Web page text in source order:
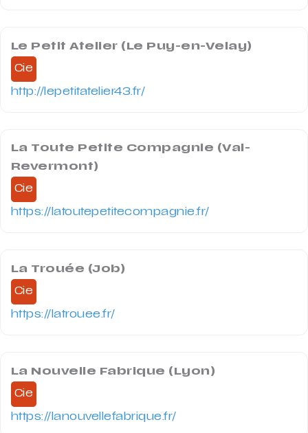
Le Petit Atelier (Le Puy-en-Velay)
Cie
http://lepetitatelier43.fr/
La Toute Petite Compagnie (Val-
Revermont)
Cie
https://latoutepetitecompagnie.fr/
La Trouée (Job)
Cie
https://latrouee.fr/
La Nouvelle Fabrique (Lyon)
Cie
https://lanouvellefabrique.fr/